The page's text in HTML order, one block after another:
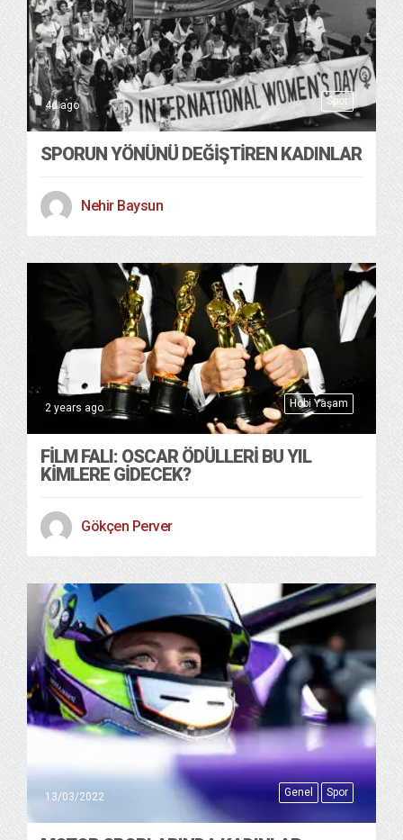
Spor
4d ago
SPORUN YÖNÜNÜ DEĞİŞTİREN KADINLAR
Nehir Baysun
Hobi Yaşam
2 years ago
FILM FALI: OSCAR ÖDÜLLERI BU YIL
KIMLERE GIDECEK?
Gökçen Perver
Genel Spor
13/03/2022